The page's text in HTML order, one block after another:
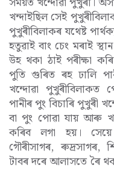
খন্দাইছিল সেই
পুখুৰীবিলাকৰ যথেষ্ট
হতুৱাই বাং চেং মৰাই
উহ থকা ঠাই পৰীক্ষা
পুতি গুৰিত ৰহ ঢালি
খন্দোৱা পুখুৰীবিলাকত
পানীৰ পুং বিচাৰি পুখুৰী
বা পুং পোৱা যায় আৰু
কৰিব লগা হয়। সেয়ে
গৌৰীসাগৰ, ৰুদ্ৰসাগৰ,
টাবৰ দৰে আলাসতে ৰৈ